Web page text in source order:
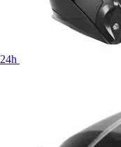
24h